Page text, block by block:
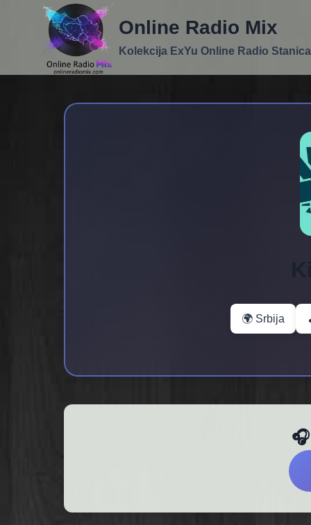
Online Radio Mix
Kolekcija ExYu Online Radio Stanica
🌍 Srbija